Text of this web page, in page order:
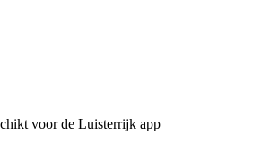
voor de Luisterrijk app